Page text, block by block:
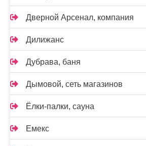
Дверной Арсенал, компания
Дилижанс
Дубрава, баня
Дымовой, сеть магазинов
Ёлки-палки, сауна
Емекс